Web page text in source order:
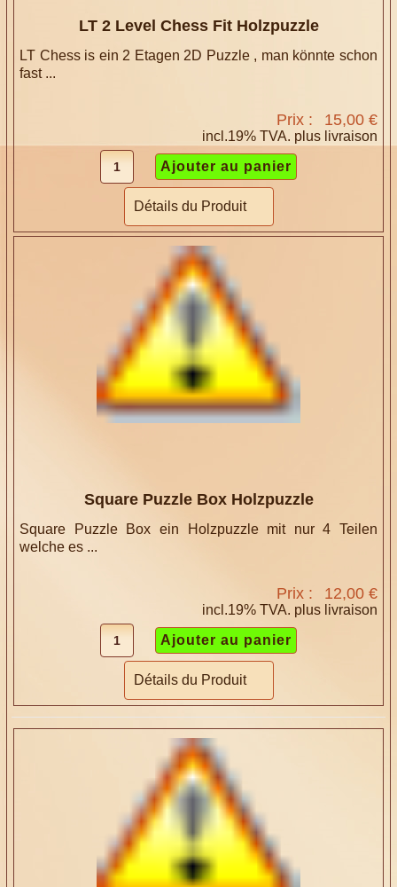
LT 2 Level Chess Fit Holzpuzzle
LT Chess is ein 2 Etagen 2D Puzzle , man könnte schon
fast ...
Prix : 15,00 €
incl.19% TVA. plus livraison
Détails du Produit
Square Puzzle Box Holzpuzzle
Square Puzzle Box ein Holzpuzzle mit nur 4 Teilen
welche es ...
Prix : 12,00 €
incl.19% TVA. plus livraison
Détails du Produit